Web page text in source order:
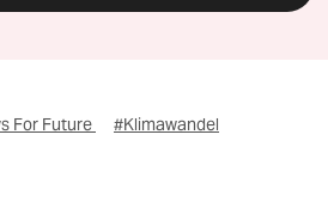
For Future
#Klimawandel